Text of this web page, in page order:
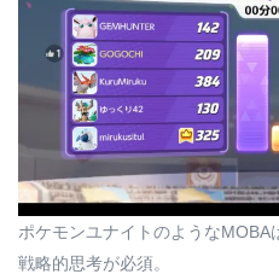
ポケモンユナイトのような
戦略的思考が必須。